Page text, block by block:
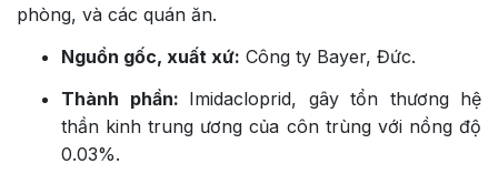
phòng, và các quán ăn.
Nguồn gốc, xuất xứ: Công ty Bayer, Đức.
Thành phần: Imidacloprid, gây tổn thương hệ
thần kinh trung ương của côn trùng với nồng độ
0.03%.